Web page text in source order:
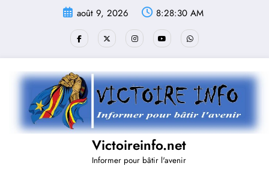
août 9, 2026 8:28:30 AM
Victoireinfo.net
Informer pour bâtir l'avenir